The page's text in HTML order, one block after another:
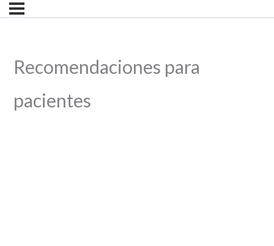
Recomendaciones para
pacientes